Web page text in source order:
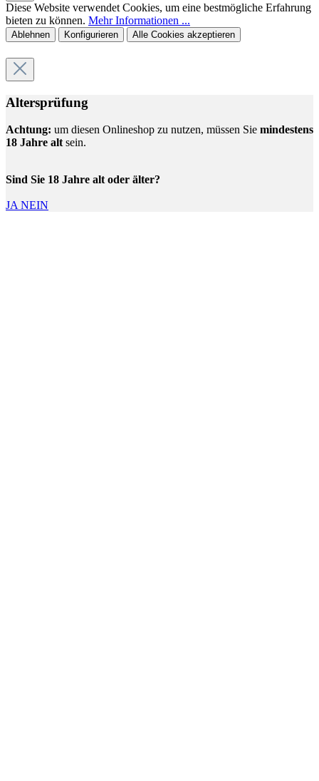
Diese Website verwendet Cookies, um eine bestmögliche Erfahrung
bieten zu können. Mehr Informationen ...
Ablehnen Konfigurieren Alle Cookies akzeptieren
Altersprüfung
Achtung: um diesen Onlineshop zu nutzen, müssen Sie mindestens
18 Jahre alt sein.
Sind Sie 18 Jahre alt oder älter?
JA NEIN